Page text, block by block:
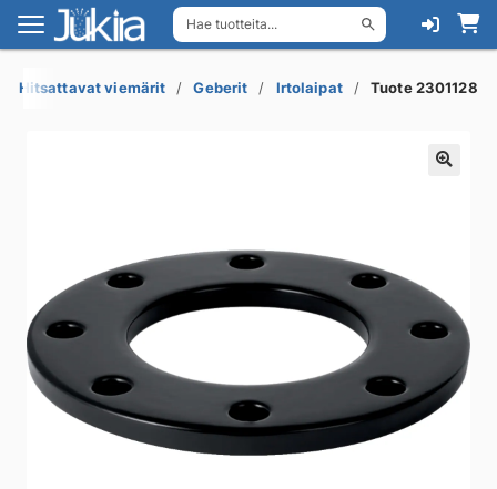
Hae tuotteita...
Siirry
navigointiin
Siirry
sisältöön
Hitsattavat viemärit Geberit Irtolaipat Tuote 2301128